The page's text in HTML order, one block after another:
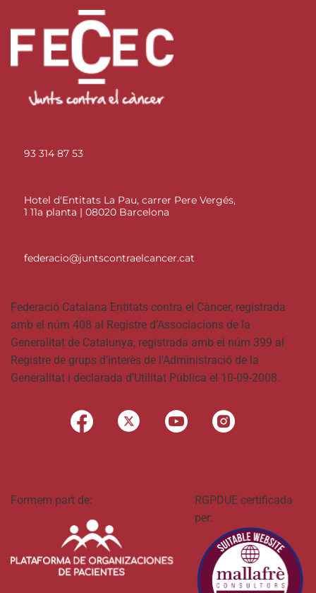
93 314 87 53
Hotel d'Entitats La Pau, carrer Pere Vergés,
1 11a planta | 08020 Barcelona
federacio@juntscontraelcancer.cat
Federació Catalana Entitats contra el Càncer, registrada
amb el núm 408 al Registre d’Associacions de la
Generalitat de Catalunya, registrada amb el núm 399 al
Registre de grups d’interès de l’Administració de la
Generalitat i declarada d’Utilitat Pública el 10-09-2008.
Formem part de:
RGPDUE certificada
per: